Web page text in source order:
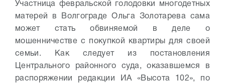
Участница февральской голодовки многодетных
матерей в Волгограде Ольга Золотарева сама
может стать обвиняемой в деле о
мошенничестве с покупкой квартиры для своей
семьи. Как следует из постановления
Центрального районного суда, оказавшемся в
распоряжении редакции ИА «Высота 102», по